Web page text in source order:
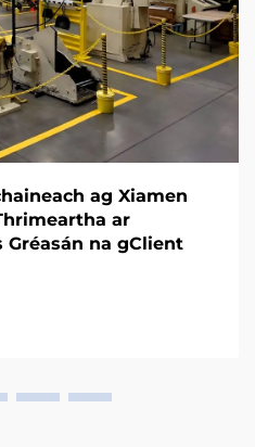
ag Xiamen
ar
Gréasán na gClient